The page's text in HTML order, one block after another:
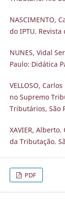
NASCIMENTO,
do IPTU.
NUNES, Vidal
Paulo: Didática
VELLOSO,
no Supremo
Tributários, São
XAVIER,
da Tributação.
PDF